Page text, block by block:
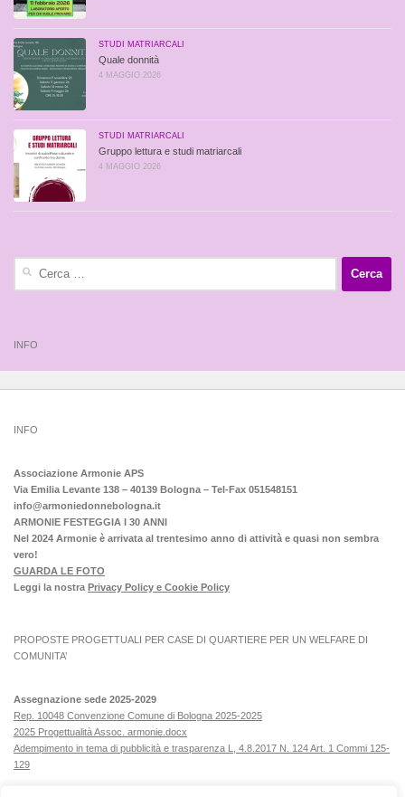
STUDI MATRIARCALI
Quale donnità
4 MAGGIO 2026
STUDI MATRIARCALI
Gruppo lettura e studi matriarcali
4 MAGGIO 2026
INFO
INFO
Associazione Armonie APS
Via Emilia Levante 138 – 40139 Bologna – Tel-Fax 051548151
info@armoniedonnebologna.it
ARMONIE FESTEGGIA I 30 ANNI
Nel 2024 Armonie è arrivata al trentesimo anno di attività e quasi non sembra
vero!
GUARDA LE FOTO
Leggi la nostra Privacy Policy e Cookie Policy
PROPOSTE PROGETTUALI PER CASE DI QUARTIERE PER UN WELFARE DI
COMUNITA’
Assegnazione sede 2025-2029
Rep. 10048 Convenzione Comune di Bologna 2025-2025
2025 Progettualità Assoc. armonie.docx
Adempimento in tema di pubblicità e trasparenza L, 4.8.2017 N. 124 Art. 1 Commi 125-
129